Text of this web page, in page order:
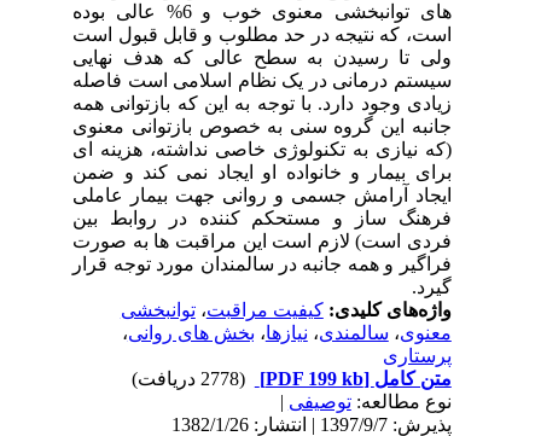
های توانبخشی معنوی خوب و 6% عالی بوده
است، که نتیجه در حد مطلوب و قابل قبول است
ولی تا رسیدن به سطح عالی که هدف نهایی
سیستم درمانی در یک نظام اسلامی است فاصله
زیادی وجود دارد. با توجه به این که بازتوانی همه
جانبه این گروه سنی به خصوص بازتوانی معنوی
(که نیازی به تکنولوژی خاصی نداشته، هزینه ای
برای بیمار و خانواده او ایجاد نمی کند و ضمن
ایجاد آرامش جسمی و روانی جهت بیمار عاملی
فرهنگ ساز و مستحکم کننده در روابط بین
فردی است) لازم است این مراقبت ها به صورت
فراگیر و همه جانبه در سالمندان مورد توجه قرار
گیرد.
واژه‌های کلیدی:کیفیت مراقبت،توانبخشی
معنوی،سالمندی،نیازها،بخش های روانی،
پرستاری
متن کامل[PDF 199 kb]
نوع مطالعه:توصیفی|
پذیرش: 1397/9/7 | انتشار: 1382/1/26